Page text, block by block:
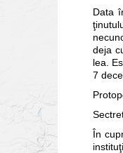
Data
deja
lea.
7
În